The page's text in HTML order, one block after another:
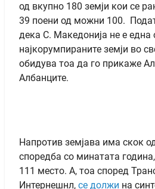
од вкупно 180 земји кои се
39 поени од можни 100.
дека С. Македонија не е една
најкорумпираните земји во
обидува тоа да го прикаже
Албанците.
Напротив земјава има скок
споредба со минатата
111 место. А, тоа според
Интернешнл, се должи на